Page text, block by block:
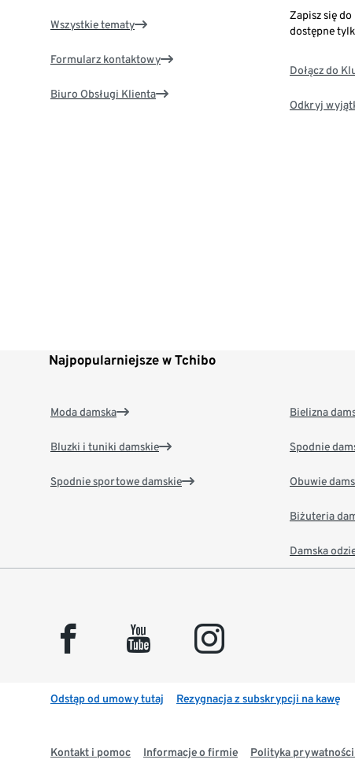
Wszystkie tematy
Formularz kontaktowy
Biuro Obsługi Klienta
Zapisz się
dostępne
Dołącz do
Odkryj
Najpopularniejsze w Tchibo
Moda damska
Bluzki i tuniki damskie
Spodnie sportowe damskie
Bielizna
Spodnie
Obuwie
Biżuteria
Damska
facebook youtube instagram
Odstąp od umowy tutaj Rezygnacja z subskrypcji na kawę
Kontakt i pomoc Informacje o firmie Polityka